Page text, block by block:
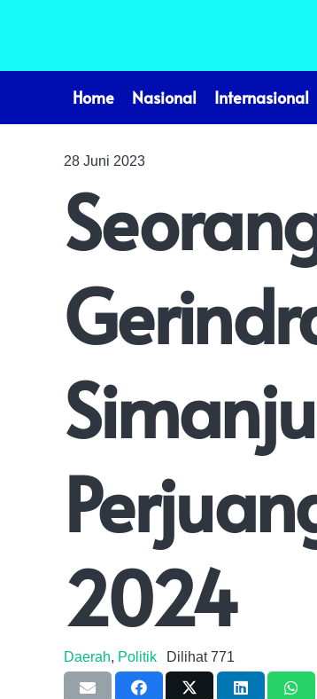
Home Nasional Internasional
28 Juni 2023
2024
Daerah, Politik Dilihat771